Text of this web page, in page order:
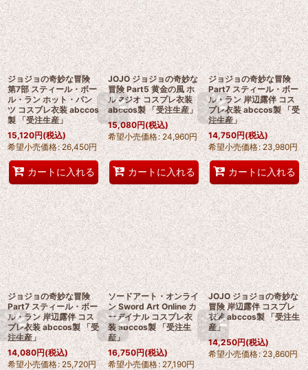
ジョジョの奇妙な冒険
第7部 スティール・ボー
ル・ラン ホット・パン
ツ コスプレ衣装 abccos
製 「受注生産」
15,120円(税込)
希望小売価格: 26,450円
カートに入れる
JOJO ジョジョの奇妙な
冒険 Part5 黄金の風 ホ
ルマジオ コスプレ衣装
abccos製 「受注生産」
15,080円(税込)
希望小売価格: 24,960円
カートに入れる
ジョジョの奇妙な冒険
Part7 スティール・ボー
ル・ラン 岸辺露伴 コス
プレ衣装 abccos製 「受
注生産」
14,750円(税込)
希望小売価格: 23,980円
カートに入れる
ジョジョの奇妙な冒険
Part7 スティール・ボー
ル・ラン 岸辺露伴 コス
プレ衣装 abccos製 「受
注生産」
14,080円(税込)
希望小売価格: 25,720円
ソードアート・オンライ
ン Sword Art Online カ
ーデイナル コスプレ衣
装 abccos製 「受注生
産」
16,750円(税込)
希望小売価格: 27,190円
JOJO ジョジョの奇妙な
冒険 岸辺露伴 コスプレ
衣装 abccos製 「受注生
産」
14,250円(税込)
希望小売価格: 23,860円